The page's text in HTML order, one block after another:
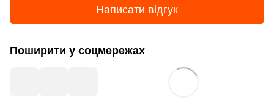
Написати відгук
Поширити у соцмережах